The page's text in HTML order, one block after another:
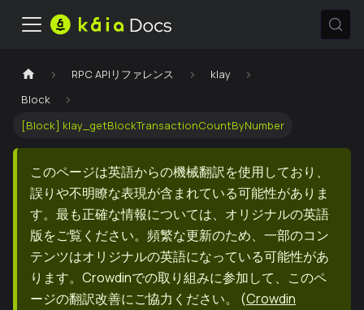
RPC APIリファレンス
klay
Block
[Block] klay_getBlockTransactionCountByNumber
このページは英語からの機械翻訳を使用しており、
誤りや不明瞭な表現が含まれている可能性がありま
す。最も正確な情報については、オリジナルの英語
版をご覧ください。頻繁な更新のため、一部のコン
テンツはオリジナルの英語になっている可能性があ
ります。Crowdinでの取り組みに参加して、このペ
ージの翻訳改善にご協力ください。
(Crowdin